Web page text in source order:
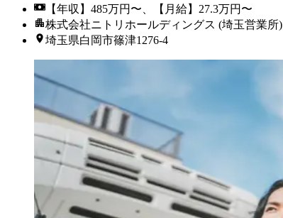
【年収】485万円〜、【月給】27.3万円〜
株式会社ニトリホールディングス (埼玉営業所)
埼玉県白岡市篠津1276-4